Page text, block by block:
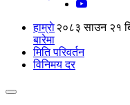
२०८३ साउन २१
हाम्राे
बारेमा
मिति परिवर्तन
विनिमय दर